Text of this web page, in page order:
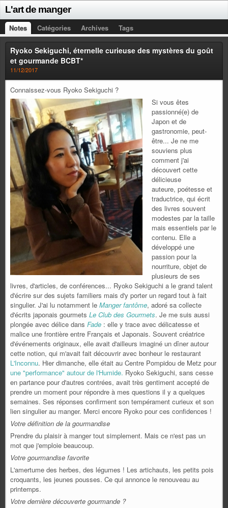
L'art de manger
Notes Catégories Archives Tags
Ryoko Sekiguchi, éternelle curieuse des mystères du goût
et gourmande BCBT*
11/12/2017
Connaissez-vous Ryoko Sekiguchi ?
Si vous êtes
passionné(e) de
Japon et de
gastronomie, peut-
être... Je ne me
souviens plus
comment j'ai
découvert cette
délicieuse
auteure, poétesse et
traductrice, qui écrit
des livres souvent
modestes par la taille
mais essentiels par le
contenu. Elle a
développé une
passion pour la
nourriture, objet de
plusieurs de ses
livres, d'articles, de conférences... Ryoko Sekiguchi a le grand talent
d'écrire sur des sujets familiers mais d'y porter un regard tout à fait
singulier. J'ai lu notamment le Manger fantôme, adoré sa collecte
d'écrits japonais gourmets Le Club des Gourmets. Je me suis aussi
plongée avec délice dans Fade : elle y trace avec délicatesse et
malice une frontière entre Français et Japonais. Souvent créatrice
d'événements originaux, elle avait d'ailleurs imaginé un dîner autour
cette notion, qui m'avait fait découvrir avec bonheur le restaurant
L'Inconnu. Hier dimanche, elle était au Centre Pompidou de Metz pour
une "performance" autour de l'Humide. Ryoko Sekiguchi, sans cesse
en partance pour d'autres contrées, avait très gentiment accepté de
prendre un moment pour répondre à mes questions il y a quelques
semaines. Ses réponses confirment son tempérament curieux et son
lien singulier au manger. Merci encore Ryoko pour ces confidences !
Votre définition de la gourmandise
Prendre du plaisir à manger tout simplement. Mais ce n'est pas un
mot que j'emploie beaucoup.
Votre gourmandise favorite
L'amertume des herbes, des légumes ! Les artichauts, les petits pois
croquants, les jeunes pousses. Ce qui annonce le renouveau au
printemps.
Votre dernière découverte gourmande ?